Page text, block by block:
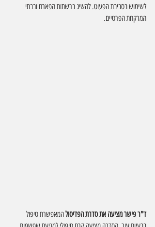
לשימוש בסביבת הפעוט. להשיג ברשתות הפארם ובבתי
המרקחת הפרטיים.
ד"ר פישר מציעה את סדרת הפדיסול המאפשרת טיפול